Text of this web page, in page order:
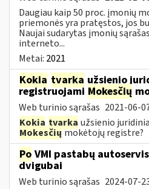
Daugiau kaip 50 proc. įmonių
priemonės yra pratęstos, jos
Naujai sudarytas įmonių
interneto...
Metai: 2021
Kokia tvarka užsienio
registruojami Mokesčių
Web turinio sąrašas 2021-06-
Kokia tvarka užsienio
Mokesčiųmokėtojų registre?
Po VMI pastabų
dvigubai
Web turinio sąrašas 2024-07-